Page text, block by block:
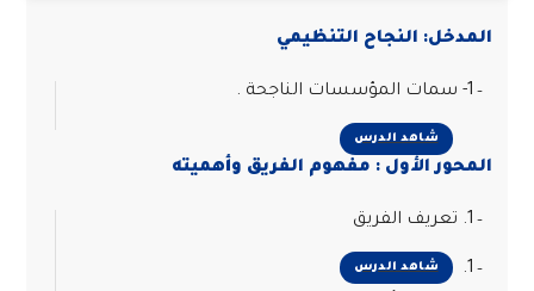
المدخل: النجاح التنظيمي
شاهد الدرس
المحور الأول : مفهوم الفريق وأهميته
شاهد الدرس
1.